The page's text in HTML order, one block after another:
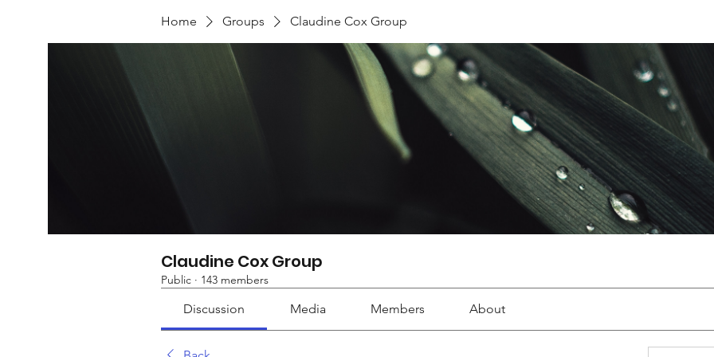
Home Groups Claudine Cox Group
Claudine Cox Group
Public · 143 members
Discussion Media Members About